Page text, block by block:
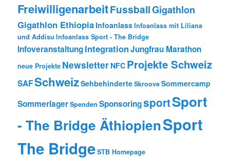
FreiwilligenarbeitFussballGigathlon
Gigathlon EthiopiaInfoanlassInfoanlass mit Liliana
und Addisu Infoanlass Sport - The Bridge
InfoveranstaltungIntegrationJungfrau Marathon
neue Projekte Newsletter NFC Projekte Schweiz
SAFSchweizSehbehinderteSkrooveSommercamp
SommerlagerSpenden SponsoringsportSport
- The Bridge ÄthiopienSport
The BridgeSTB Homepage